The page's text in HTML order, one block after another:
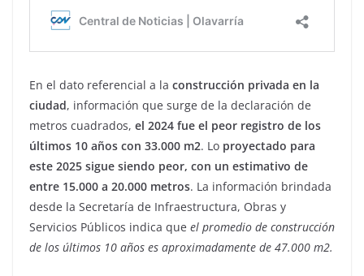
En el dato referencial a la construcción privada en la
ciudad, información que surge de la declaración de
metros cuadrados, el 2024 fue el peor registro de los
últimos 10 años con 33.000 m2. Lo proyectado para
este 2025 sigue siendo peor, con un estimativo de
entre 15.000 a 20.000 metros. La información brindada
desde la Secretaría de Infraestructura, Obras y
Servicios Públicos indica que el promedio de construcción
de los últimos 10 años es aproximadamente de 47.000 m2.